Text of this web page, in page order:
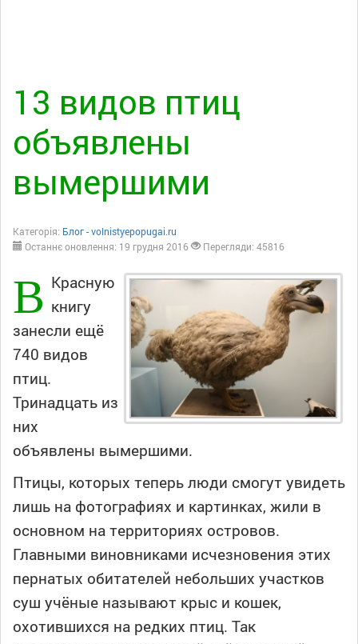
13 видов птиц
объявлены
вымершими
Категорія: Блог - volnistyepopugai.ru
Останнє оновлення: 19 грудня 2016
Перегляди: 45816
В Красную
книгу
занесли ещё
740 видов
птиц.
Тринадцать из
них
объявлены вымершими.
Птицы, которых теперь люди смогут увидеть
лишь на фотографиях и картинках, жили в
основном на территориях островов.
Главными виновниками исчезновения этих
пернатых обитателей небольших участков
суш учёные называют крыс и кошек,
охотившихся на редких птиц. Так